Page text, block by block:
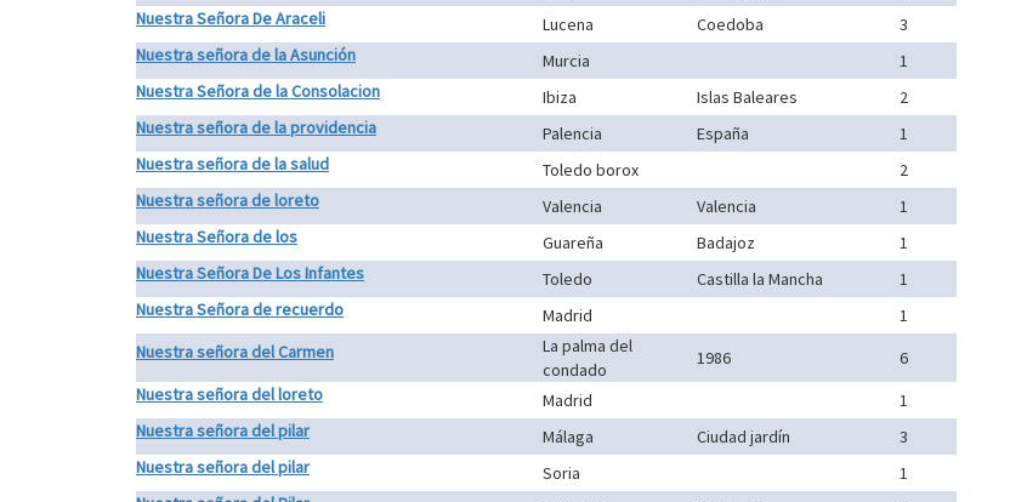
Nuestra Señora De Araceli
Lucena Coedoba
3
Nuestra señora de la Asunción
Murcia
1
Nuestra Señora de la Consolacion
Ibiza Islas Baleares
2
Nuestra señora de la providencia
Palencia España
1
Nuestra señora de la salud
Toledo borox
2
Nuestra señora de loreto
Valencia Valencia
1
Nuestra Señora de los
Guareña Badajoz
1
Nuestra Señora De Los Infantes
Toledo Castilla la Mancha
1
Nuestra Señora de recuerdo
Madrid
1
Nuestra señora del Carmen
La palma del
condado
1986
6
Nuestra señora del loreto
Madrid
1
Nuestra señora del pilar
Málaga Ciudad jardín
3
Nuestra señora del pilar
Soria
1